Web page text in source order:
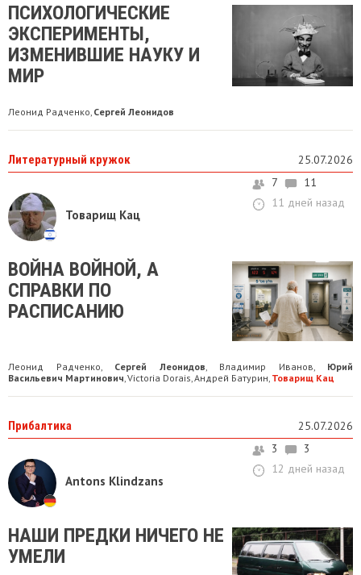
ПСИХОЛОГИЧЕСКИЕ
ЭКСПЕРИМЕНТЫ,
ИЗМЕНИВШИЕ НАУКУ И
МИР
Леонид Радченко, Сергей Леонидов
Литературный кружок 25.07.2026
Товарищ Кац
7
11
11 дней назад
ВОЙНА ВОЙНОЙ, А
СПРАВКИ ПО
РАСПИСАНИЮ
Леонид Радченко Сергей Леонидов Владимир Иванов
Юрий
Васильевич Мартинович Victoria Dorais Андрей Батурин Товарищ Кац
Прибалтика 25.07.2026
Antons Klindzans
3
3
12 дней назад
НАШИ ПРЕДКИ НИЧЕГО НЕ
УМЕЛИ